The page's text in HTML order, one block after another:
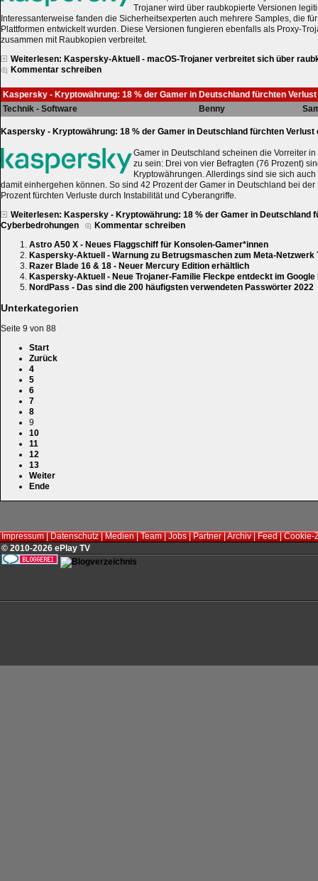
Trojaner wird über raubkopierte Versionen
Interessanterweise fanden die Sicherheitsexperten auch mehrere Samples, die
Plattformen entwickelt wurden. Diese Versionen fungieren ebenfalls als Proxy-
zusammen mit Raubkopien verbreitet.
Weiterlesen: Kaspersky-Aktuell - macOS-Trojaner verbreitet sich über
Kommentar schreiben
Kaspersky - Kryptowährung: 18 % der Gamer in Deutschland fürchten
Technik - Software
Benny
Kaspersky - Kryptowährung: 18 % der Gamer in Deutschland fürchten
Gamer in Deutschland scheinen die Vorreiter
zu sein: Drei von vier Befragten (76 Prozent)
Kryptowährungen. Allerdings sind sie sich
damit einhergehen können. So sind 42 Prozent der Gamer in Deutschland bei der
Prozent fürchten Verluste durch Instabilität und Cyberangriffe.
Weiterlesen: Kaspersky - Kryptowährung: 18 % der Gamer in Deutschland
Cyberbedrohungen
Kommentar schreiben
Astro A50 X - Neues Flaggschiff für Konsolen-Gamer*innen
Kaspersky-Aktuell - Warnung zu Betrugsmaschen zum Meta-Netzwerk
Razer Blade 16 & 18 - Neuer Mercury Edition erhältlich
Kaspersky-Aktuell - Neue Trojaner-Familie Fleckpe entdeckt im Google
NordPass - Das sind die 200 häufigsten verwendeten Passwörter 2022
Unterkategorien
Seite 9 von 88
Start
Zurück
4
5
6
7
8
9
10
11
12
13
Weiter
Ende
Impressum|Datenschutz|Medien|Team|Jobs|Partner|Archiv|Feed|Cookie-
© 2010-2026 ePlay TV